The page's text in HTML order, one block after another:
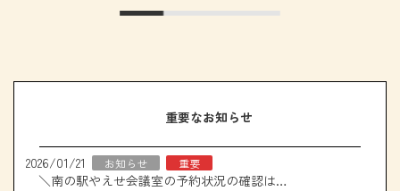
重要なお知らせ
2026/01/21 お知らせ 重要
＼南の駅やえせ会議室の予約状況の確認はこちら！／